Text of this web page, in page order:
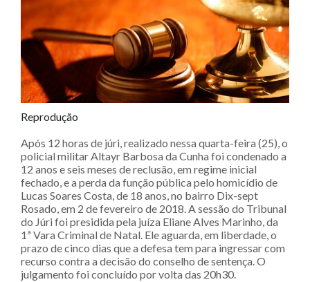
Reprodução
Após 12 horas de júri, realizado nessa quarta-feira (25), o
policial militar Altayr Barbosa da Cunha foi condenado a
12 anos e seis meses de reclusão, em regime inicial
fechado, e a perda da função pública pelo homicídio de
Lucas Soares Costa, de 18 anos, no bairro Dix-sept
Rosado, em 2 de fevereiro de 2018. A sessão do Tribunal
do Júri foi presidida pela juíza Eliane Alves Marinho, da
1ª Vara Criminal de Natal. Ele aguarda, em liberdade, o
prazo de cinco dias que a defesa tem para ingressar com
recurso contra a decisão do conselho de sentença. O
julgamento foi concluído por volta das 20h30.